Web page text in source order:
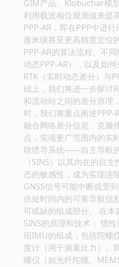
GIM产品、Klobuchar模
利用载波相位观测值来提
PPP-AR，即在PPP中进
厘米级甚至更高精度定位
PPP-AR的算法流程、不
动态PPP-AR），以及如
RTK（实时动态差分）与
础上，我们将进一步探讨
和流动站之间的差分原理
时，我们将重点阐述PPP-
融合网络差分信息，克服
点，实现更广范围内的实
联惯导系统——自主导航
（SINS）以其内在的自
态的敏感性，成为实现连
GNSS信号可能中断或受
供短时间内的可靠导航信
可或缺的组成部分。 在
SINS的原理和技术： 惯
绍IMU的组成，包括陀螺
度计（用于测量比力）。
螺仪（如光纤陀螺、